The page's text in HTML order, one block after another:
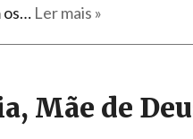
os… Ler mais »
Mãe de